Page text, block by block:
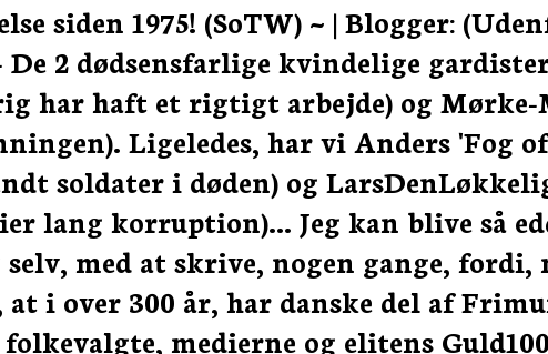
siden 1975! (SoTW) ~ | Blogger:
De 2 dødsensfarlige kvindelige
har haft et rigtigt arbejde) og
Ligeledes, har vi Anders 'Fog
soldater i døden) og
lang korruption)... Jeg kan blive så
selv, med at skrive, nogen gange,
i over 300 år, har danske del af
medierne og elitens